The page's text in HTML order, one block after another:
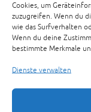
Cookies, um
zuzugreifen. Wenn du
wie das Surfverhalten
Wenn du deine
bestimmte Merkmale
Dienste verwalten
QUICKLY-F
Einzelnes